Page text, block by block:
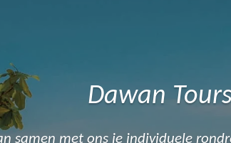
Dawan
samen met ons je individuele